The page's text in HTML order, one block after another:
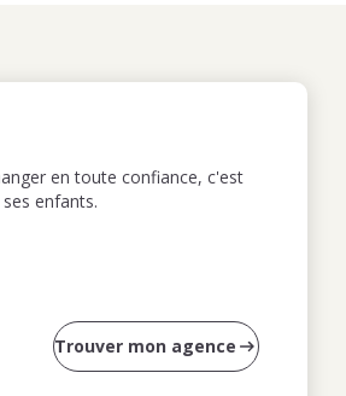
en toute confiance, c'est
enfants.
Trouver mon agence